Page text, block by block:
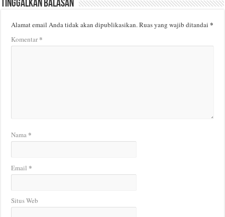
Tinggalkan Balasan
Alamat email Anda tidak akan dipublikasikan.Ruas yang wajib ditandai*
Komentar*
Nama *
Email *
Situs Web